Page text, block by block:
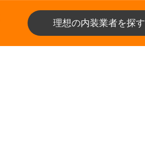
理想の内装業者を探す